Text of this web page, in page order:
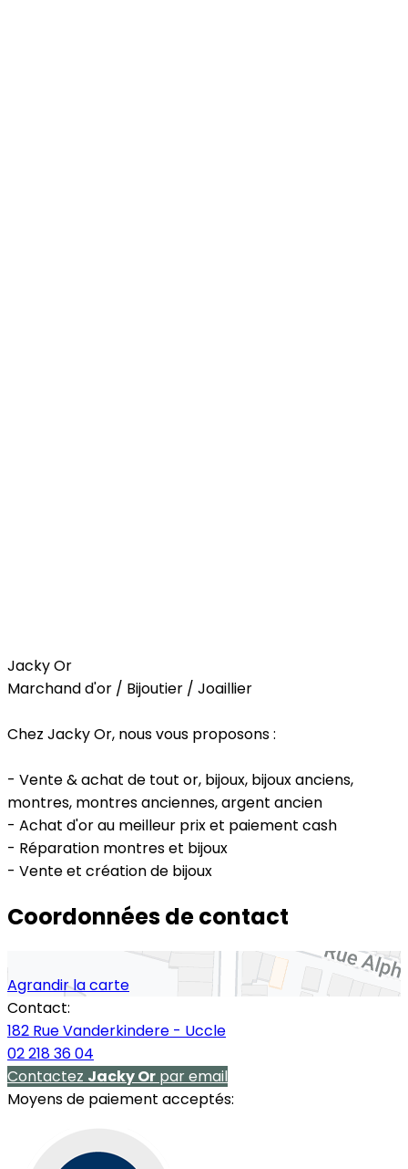
Jacky Or
Marchand d'or / Bijoutier / Joaillier
Chez Jacky Or, nous vous proposons :
- Vente & achat de tout or, bijoux, bijoux anciens,
montres, montres anciennes, argent ancien
- Achat d'or au meilleur prix et paiement cash
- Réparation montres et bijoux
- Vente et création de bijoux
Coordonnées de contact
Agrandir la carte
Contact:
182 Rue Vanderkindere - Uccle
02 218 36 04
Contactez Jacky Or par email
Moyens de paiement acceptés: